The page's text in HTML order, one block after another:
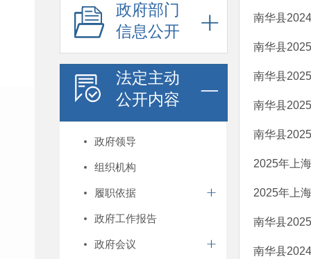
政府部门
信息公开
法定主动
公开内容
政府领导
组织机构
履职依据
政府工作报告
政府会议
南华县
南华县
南华县
南华县
南华县
2025年上
2025年上
南华县
南华县